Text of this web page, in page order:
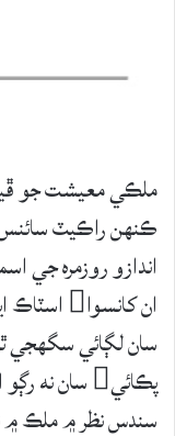
ڪنهن راڪيٽ
اندازو روزمره جي
سندس نظر ۾ ملڪ ۾